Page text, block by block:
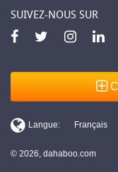
SUIVEZ-NOUS SUR
© 2026, dahaboo.com